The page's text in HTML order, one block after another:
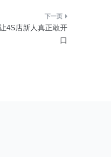
4S店新人真正敢开
口